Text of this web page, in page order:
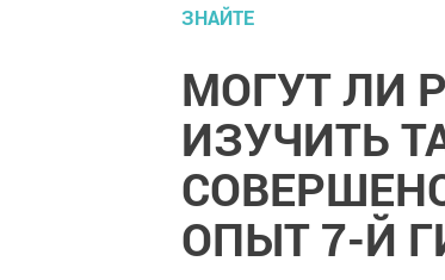
ЗНАЙТЕ
МОГУТ ЛИ
ИЗУЧИТЬ
ОПЫТ 7-Й